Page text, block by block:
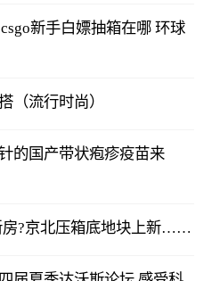
新手白嫖抽箱在哪 环球
（流行时尚）
的国产带状疱疹疫苗来
房?京北压箱底地块上新……